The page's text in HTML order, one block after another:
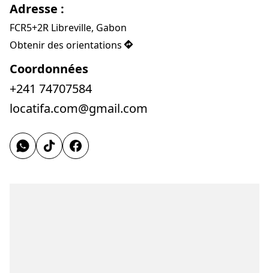
Adresse :
FCR5+2R Libreville, Gabon
Obtenir des orientations
Coordonnées
+241 74707584
locatifa.com@gmail.com